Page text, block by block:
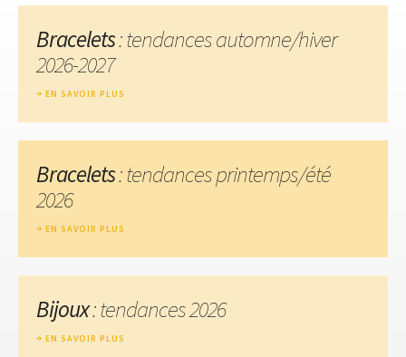
Bracelets: tendances automne/hiver
2026-2027
EN SAVOIR PLUS
Bracelets: tendances printemps/été
2026
EN SAVOIR PLUS
Bijoux: tendances 2026
EN SAVOIR PLUS